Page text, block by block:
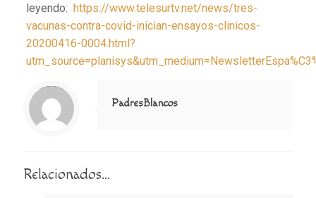
leyendo: https://www.telesurtv.net/news/tres-
vacunas-contra-covid-inician-ensayos-clinicos-
20200416-0004.html?
Notice
: Trying to access array offset on value of type null in
/home/misioner/public_html/padresblancos/themes/betheme/includes/content-single.php
on line
286
PadresBlancos
Relacionados...